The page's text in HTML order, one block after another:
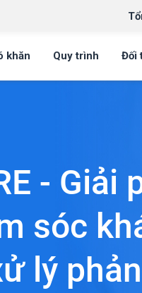
khăn Quy trình Đối
- Giải
sóc
lý